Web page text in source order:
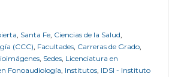
, Santa Fe, Ciencias de la Salud,
(CCC), Facultades, Carreras de Grado,
, Sedes, Licenciatura en
Fonoaudiología, Institutos, IDSI - Instituto